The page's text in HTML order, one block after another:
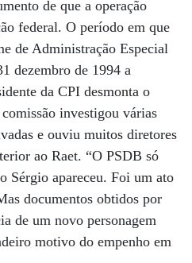
de que a operação
federal. O período em que
de Administração Especial
dezembro de 1994 a
da CPI desmonta o
investigou várias
e ouviu muitos diretores
ao Raet. “O PSDB só
Sérgio apareceu. Foi um ato
documentos obtidos por
de um novo personagem
motivo do empenho em